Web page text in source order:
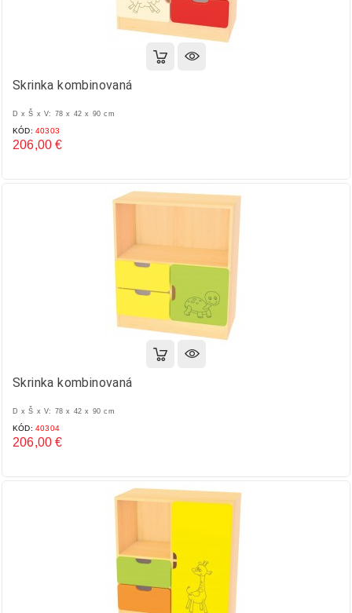
Skrinka kombinovaná
D x Š x V: 78 x 42 x 90 cm
KÓD: 40303
206,00 €
Skrinka kombinovaná
D x Š x V: 78 x 42 x 90 cm
KÓD: 40304
206,00 €